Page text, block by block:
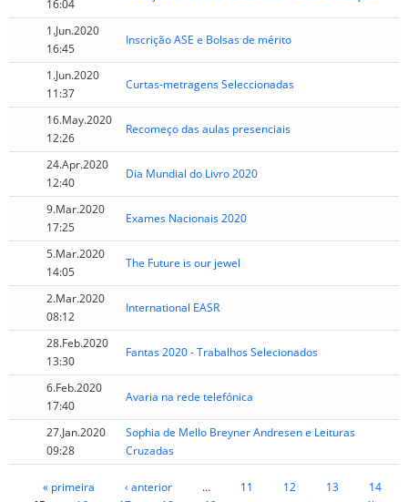
16:04
1.Jun.2020
16:45
Inscrição ASE e Bolsas de mérito
1.Jun.2020
11:37
Curtas-metragens Seleccionadas
16.May.2020
12:26
Recomeço das aulas presenciais
24.Apr.2020
12:40
Dia Mundial do Livro 2020
9.Mar.2020
17:25
Exames Nacionais 2020
5.Mar.2020
14:05
The Future is our jewel
2.Mar.2020
08:12
International EASR
28.Feb.2020
13:30
Fantas 2020 - Trabalhos Selecionados
6.Feb.2020
17:40
Avaria na rede telefónica
27.Jan.2020
09:28
Sophia de Mello Breyner Andresen e Leituras
Cruzadas
Páginas« primeira ‹ anterior … 11 12 13
14